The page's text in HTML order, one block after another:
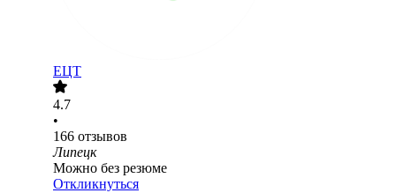
ЕЦТ
4.7
•
166 отзывов
Липецк
Можно без резюме
Откликнуться